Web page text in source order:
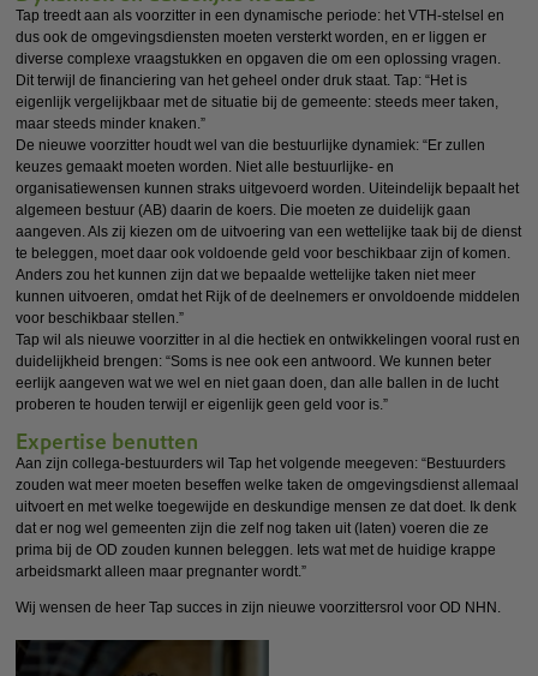
Tap treedt aan als voorzitter in een dynamische periode: het VTH-stelsel en
dus ook de omgevingsdiensten moeten versterkt worden, en er liggen er
diverse complexe vraagstukken en opgaven die om een oplossing vragen.
Dit terwijl de financiering van het geheel onder druk staat. Tap: “Het is
eigenlijk vergelijkbaar met de situatie bij de gemeente: steeds meer taken,
maar steeds minder knaken.”
De nieuwe voorzitter houdt wel van die bestuurlijke dynamiek: “Er zullen
keuzes gemaakt moeten worden. Niet alle bestuurlijke- en
organisatiewensen kunnen straks uitgevoerd worden. Uiteindelijk bepaalt het
algemeen bestuur (AB) daarin de koers. Die moeten ze duidelijk gaan
aangeven. Als zij kiezen om de uitvoering van een wettelijke taak bij de dienst
te beleggen, moet daar ook voldoende geld voor beschikbaar zijn of komen.
Anders zou het kunnen zijn dat we bepaalde wettelijke taken niet meer
kunnen uitvoeren, omdat het Rijk of de deelnemers er onvoldoende middelen
voor beschikbaar stellen.”
Tap wil als nieuwe voorzitter in al die hectiek en ontwikkelingen vooral rust en
duidelijkheid brengen: “Soms is nee ook een antwoord. We kunnen beter
eerlijk aangeven wat we wel en niet gaan doen, dan alle ballen in de lucht
proberen te houden terwijl er eigenlijk geen geld voor is.”
Expertise benutten
Aan zijn collega-bestuurders wil Tap het volgende meegeven: “Bestuurders
zouden wat meer moeten beseffen welke taken de omgevingsdienst allemaal
uitvoert en met welke toegewijde en deskundige mensen ze dat doet. Ik denk
dat er nog wel gemeenten zijn die zelf nog taken uit (laten) voeren die ze
prima bij de OD zouden kunnen beleggen. Iets wat met de huidige krappe
arbeidsmarkt alleen maar pregnanter wordt.”
Wij wensen de heer Tap succes in zijn nieuwe voorzittersrol voor OD NHN.